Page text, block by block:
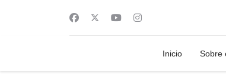
Inicio Sobre